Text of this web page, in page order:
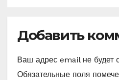
Добавить
Ваш адрес email не будет
Обязательные поля